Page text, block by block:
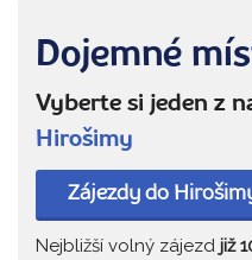
Dojemné
Vyberte si jeden z
Hirošimy
Zájezdy do
Nejbližší volný zájezd již